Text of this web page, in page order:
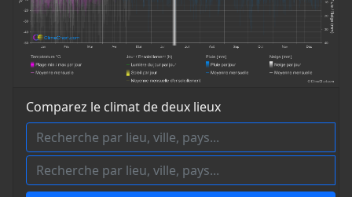
Comparez le climat de deux lieux